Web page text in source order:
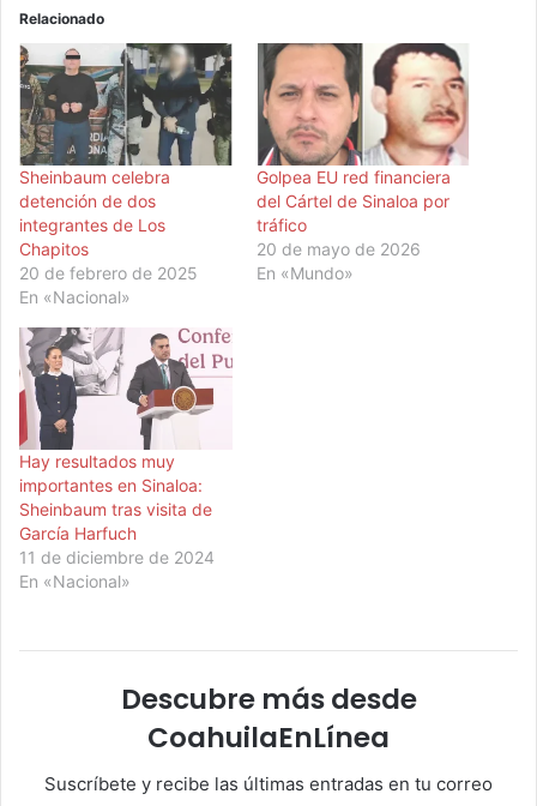
Relacionado
Sheinbaum celebra
detención de dos
integrantes de Los
Chapitos
20 de febrero de 2025
En «Nacional»
Golpea EU red financiera
del Cártel de Sinaloa por
tráfico
20 de mayo de 2026
En «Mundo»
Hay resultados muy
importantes en Sinaloa:
Sheinbaum tras visita de
García Harfuch
11 de diciembre de 2024
En «Nacional»
Descubre más desde
CoahuilaEnLínea
Suscríbete y recibe las últimas entradas en tu correo